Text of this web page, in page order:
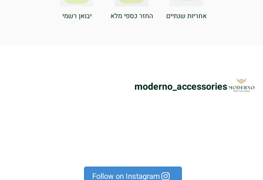
אחריות שנתיים החזר כספי מלא יבואן רשמי
moderno_accessories
Follow on Instagram